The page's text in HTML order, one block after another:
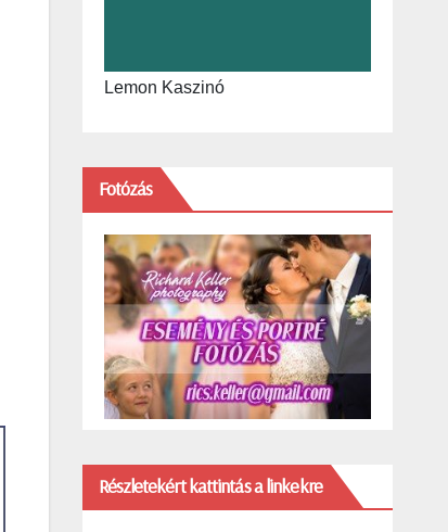
Lemon Kaszinó
Fotózás
Részletekért kattintás a linkekre